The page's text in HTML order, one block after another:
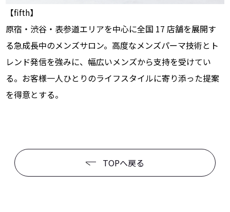
【fifth】
原宿・渋谷・表参道エリアを中心に全国 17 店舗を展開す
る急成長中のメンズサロン。高度なメンズパーマ技術とト
レンド発信を強みに、幅広いメンズから支持を受けてい
る。お客様一人ひとりのライフスタイルに寄り添った提案
を得意とする。
TOPへ戻る